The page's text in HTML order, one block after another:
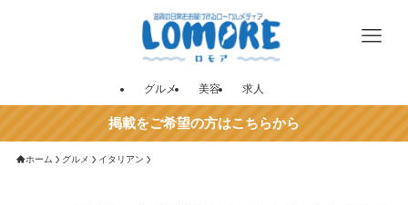
グルメ 美容 求人
掲載をご希望の方はこちらから
ホーム グルメ イタリアン